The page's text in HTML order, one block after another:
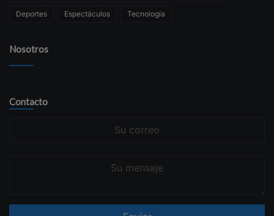
Deportes Espectáculos Tecnología
Nosotros
Contacto